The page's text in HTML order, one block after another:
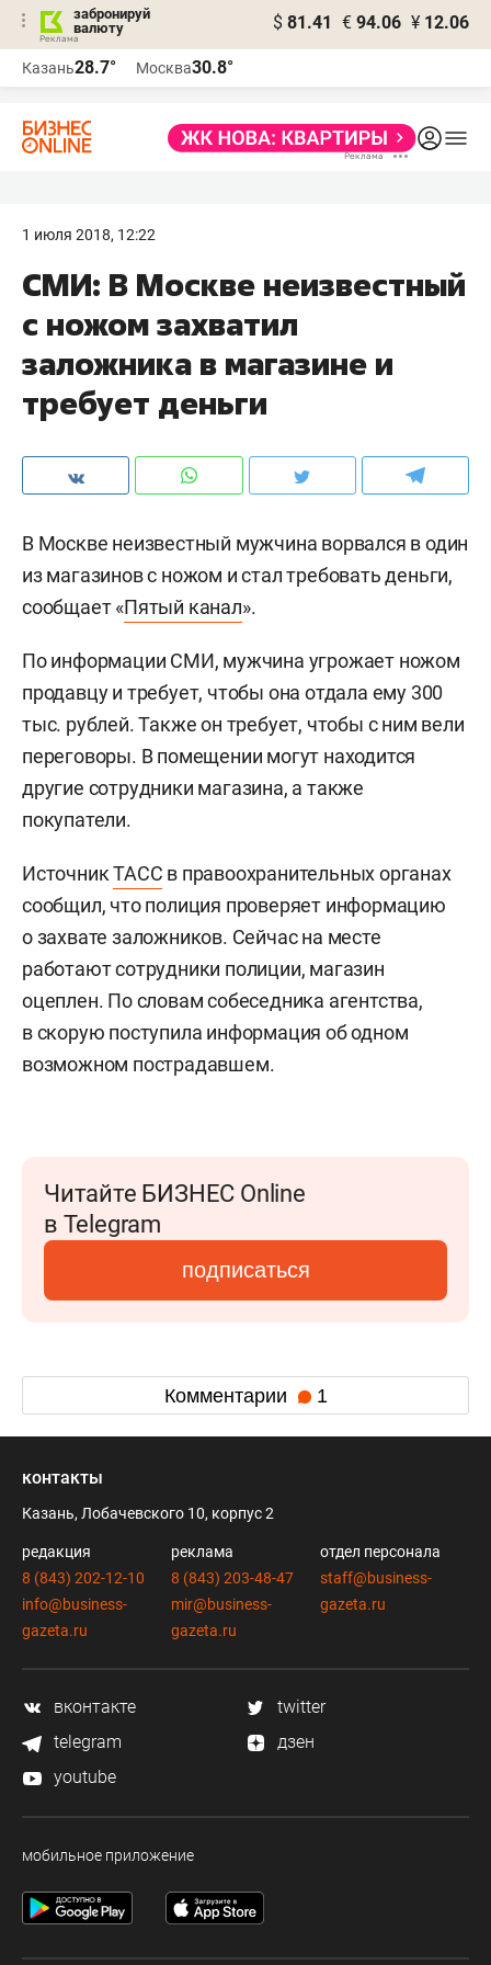
забронируй
валюту
$ 81.41 € 94.06 ¥ 12.06
Казань28.7° Москва30.8°
1 июля 2018, 12:22
СМИ: В Москве неизвестный
с ножом захватил
заложника в магазине и
требует деньги
В Москве неизвестный мужчина ворвался в один
из магазинов с ножом и стал требовать деньги,
сообщает «Пятый канал».
По информации СМИ, мужчина угрожает ножом
продавцу и требует, чтобы она отдала ему 300
тыс. рублей. Также он требует, чтобы с ним вели
переговоры. В помещении могут находится
другие сотрудники магазина, а также
покупатели.
ИсточникТАСС в правоохранительных органах
сообщил, что полиция проверяет информацию
о захвате заложников. Сейчас на месте
работают сотрудники полиции, магазин
оцеплен. По словам собеседника агентства,
в скорую поступила информация об одном
возможном пострадавшем.
Читайте БИЗНЕС Online
в Telegram
подписаться
Комментарии 1
контакты
Казань, Лобачевского 10, корпус 2
редакция
8 (843) 202-12-10
info@business-
gazeta.ru
реклама
8 (843) 203-48-47
mir@business-
gazeta.ru
отдел персонала
staff@business-
gazeta.ru
вконтакте
twitter
telegram
дзен
youtube
мобильное приложение